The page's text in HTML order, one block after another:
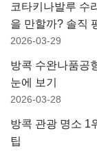
코타키나발루 수
을 만할까? 솔직
2026-03-29
방콕 수완나품공
눈에 보기
2026-03-28
방콕 관광 명소 1
팁